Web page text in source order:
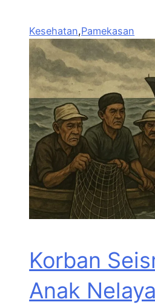
Kesehatan,Pamekasan
Korban
Anak